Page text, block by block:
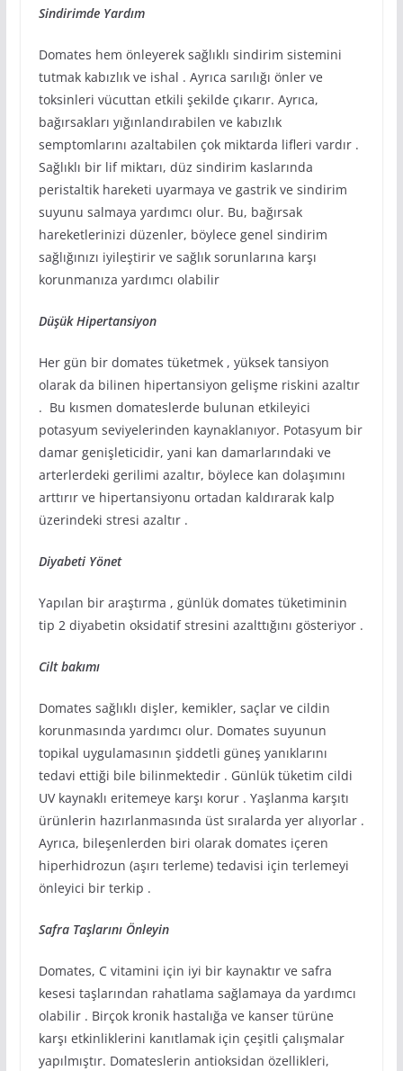
Sindirimde Yardım
Domates hem önleyerek sağlıklı sindirim sistemini
tutmak kabızlık ve ishal . Ayrıca sarılığı önler ve
toksinleri vücuttan etkili şekilde çıkarır. Ayrıca,
bağırsakları yığınlandırabilen ve kabızlık
semptomlarını azaltabilen çok miktarda lifleri vardır .
Sağlıklı bir lif miktarı, düz sindirim kaslarında
peristaltik hareketi uyarmaya ve gastrik ve sindirim
suyunu salmaya yardımcı olur. Bu, bağırsak
hareketlerinizi düzenler, böylece genel sindirim
sağlığınızı iyileştirir ve sağlık sorunlarına karşı
korunmanıza yardımcı olabilir
Düşük Hipertansiyon
Her gün bir domates tüketmek , yüksek tansiyon
olarak da bilinen hipertansiyon gelişme riskini azaltır
. Bu kısmen domateslerde bulunan etkileyici
potasyum seviyelerinden kaynaklanıyor. Potasyum bir
damar genişleticidir, yani kan damarlarındaki ve
arterlerdeki gerilimi azaltır, böylece kan dolaşımını
arttırır ve hipertansiyonu ortadan kaldırarak kalp
üzerindeki stresi azaltır .
Diyabeti Yönet
Yapılan bir araştırma , günlük domates tüketiminin
tip 2 diyabetin oksidatif stresini azalttığını gösteriyor .
Cilt bakımı
Domates sağlıklı dişler, kemikler, saçlar ve cildin
korunmasında yardımcı olur. Domates suyunun
topikal uygulamasının şiddetli güneş yanıklarını
tedavi ettiği bile bilinmektedir . Günlük tüketim cildi
UV kaynaklı eritemeye karşı korur . Yaşlanma karşıtı
ürünlerin hazırlanmasında üst sıralarda yer alıyorlar .
Ayrıca, bileşenlerden biri olarak domates içeren
hiperhidrozun (aşırı terleme) tedavisi için terlemeyi
önleyici bir terkip .
Safra Taşlarını Önleyin
Domates, C vitamini için iyi bir kaynaktır ve safra
kesesi taşlarından rahatlama sağlamaya da yardımcı
olabilir . Birçok kronik hastalığa ve kanser türüne
karşı etkinliklerini kanıtlamak için çeşitli çalışmalar
yapılmıştır. Domateslerin antioksidan özellikleri,